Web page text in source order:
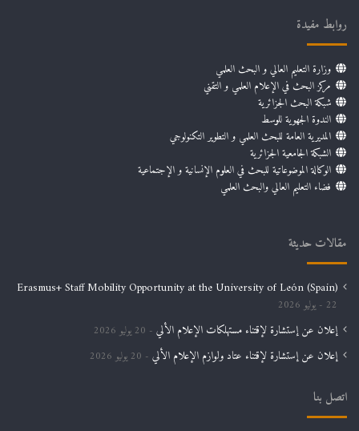
روابط مفيدة
وزارة التعليم العالي و البحث العلمي
مركز البحث في الإعلام العلمي و التقني
شبكة البحث الجزائرية
الندوة الجهوية للوسط
المديرية العامة للبحث العلمي و التطوير التكنولوجي
الشبكة الجامعية الجزائرية
الوكالة الموضوعاتية للبحث في العلوم الإنسانية و الإجتماعية
فضاء التعليم العالي والبحث العلمي
مقالات حديثة
Erasmus+ Staff Mobility Opportunity at the University of León (Spain)
22 يوليو 2026
إعلان عن إستشارة لإقتناء مستهلكات الإعلام الألي 20 يوليو 2026
إعلان عن إستشارة لإقتناء عتاد ولوازم الإعلام الألي 20 يوليو 2026
اتصل بنا